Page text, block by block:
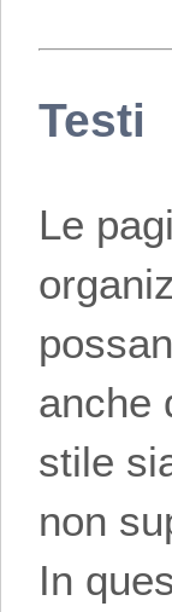
Testi
Le
anche
stile
non
In